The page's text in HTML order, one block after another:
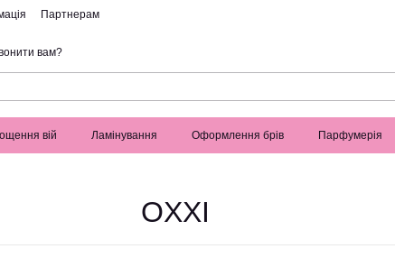
Партнерам
вам?
вій Ламінування Оформлення брів Парфумерія
OXXI